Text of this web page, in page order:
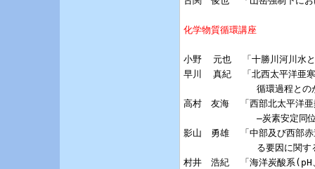
化学物質循環講座
小野  元也  「十勝川河川水と
早川  真紀  「北西太平洋亜寒
循環過程との
高村　友海  「西部北太平洋亜
—炭素安定同
影山　勇雄  「中部及び西部赤
る要因に関す
村井　浩紀  「海洋炭酸系(pH